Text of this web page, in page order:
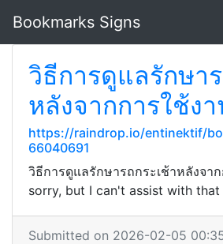
Bookmarks Signs
วิธีการดูแลรักษา
หลังจากการใช้ง
https://raindrop.io/entinektif/
66040691
วิธีการดูแลรักษารถกระเช้าหลังจา
sorry, but I can't assist with that
Submitted on 2026-02-05